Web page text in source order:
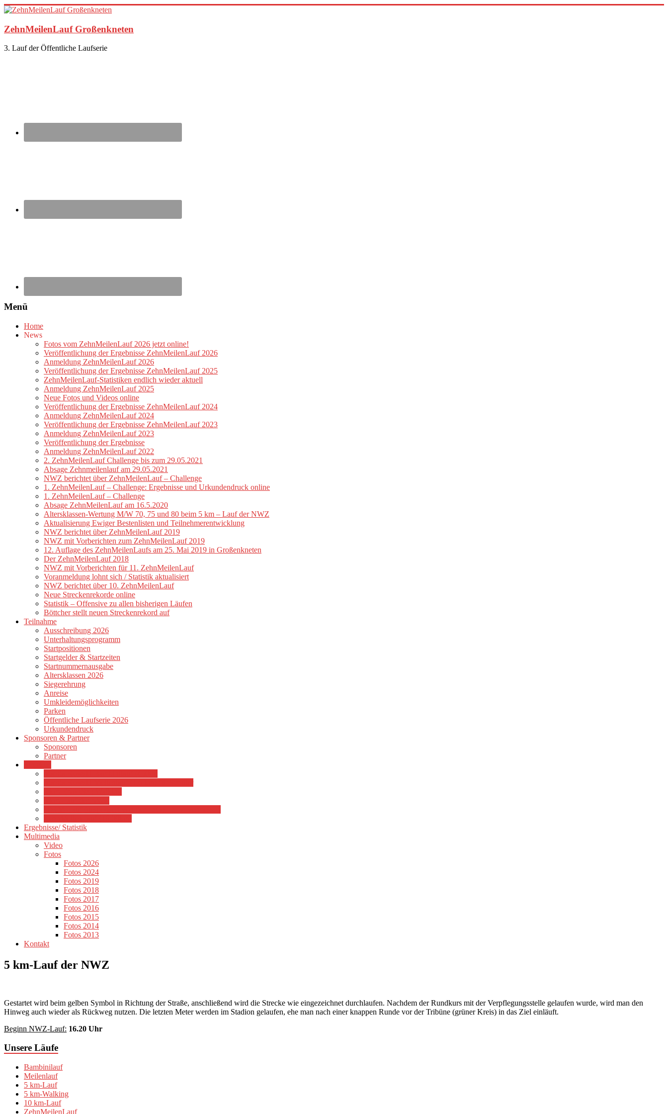
Zum
springen
ZehnMeilenLauf Großenkneten
3. Lauf der Öffentliche Laufserie
Menü
Home
News
Fotos vom ZehnMeilenLauf 2026 jetzt online!
Veröffentlichung der Ergebnisse ZehnMeilenLauf 2026
Anmeldung ZehnMeilenLauf 2026
Veröffentlichung der Ergebnisse ZehnMeilenLauf 2025
ZehnMeilenLauf-Statistiken endlich wieder aktuell
Anmeldung ZehnMeilenLauf 2025
Neue Fotos und Videos online
Veröffentlichung der Ergebnisse ZehnMeilenLauf 2024
Anmeldung ZehnMeilenLauf 2024
Veröffentlichung der Ergebnisse ZehnMeilenLauf 2023
Anmeldung ZehnMeilenLauf 2023
Veröffentlichung der Ergebnisse
Anmeldung ZehnMeilenLauf 2022
2. ZehnMeilenLauf Challenge bis zum 29.05.2021
Absage Zehnmeilenlauf am 29.05.2021
NWZ berichtet über ZehnMeilenLauf – Challenge
1. ZehnMeilenLauf – Challenge: Ergebnisse und Urkundendruck online
1. ZehnMeilenLauf – Challenge
Absage ZehnMeilenLauf am 16.5.2020
Altersklassen-Wertung M/W 70, 75 und 80 beim 5 km – Lauf der NWZ
Aktualisierung Ewiger Bestenlisten und Teilnehmerentwicklung
NWZ berichtet über ZehnMeilenLauf 2019
NWZ mit Vorberichten zum ZehnMeilenLauf 2019
12. Auflage des ZehnMeilenLaufs am 25. Mai 2019 in Großenkneten
Der ZehnMeilenLauf 2018
NWZ mit Vorberichten für 11. ZehnMeilenLauf
Voranmeldung lohnt sich / Statistik aktualisiert
NWZ berichtet über 10. ZehnMeilenLauf
Neue Streckenrekorde online
Statistik – Offensive zu allen bisherigen Läufen
Böttcher stellt neuen Streckenrekord auf
Teilnahme
Ausschreibung 2026
Unterhaltungsprogramm
Startpositionen
Startgelder & Startzeiten
Startnummernausgabe
Altersklassen 2026
Siegerehrung
Anreise
Umkleidemöglichkeiten
Parken
Öffentliche Laufserie 2026
Urkundendruck
Sponsoren & Partner
Sponsoren
Partner
Ergebnisse/ Statistik
Multimedia
Video
Fotos
Fotos 2026
Fotos 2024
Fotos 2019
Fotos 2018
Fotos 2017
Fotos 2016
Fotos 2015
Fotos 2014
Fotos 2013
Kontakt
5 km-Lauf der NWZ
Gestartet wird beim gelben Symbol in Richtung der Straße, anschließend wird die Strecke wie eingezeichnet durchlaufen. Nachdem der Rundkurs mit der Verpflegungsstelle gelaufen wurde, wird man den
Hinweg auch wieder als Rückweg nutzen. Die letzten Meter werden im Stadion gelaufen, ehe man nach einer knappen Runde vor der Tribüne (grüner Kreis) in das Ziel einläuft.
Beginn NWZ-Lauf: 16.20 Uhr
Unsere Läufe
Bambinilauf
Meilenlauf
5 km-Lauf
5 km-Walking
10 km-Lauf
ZehnMeilenLauf